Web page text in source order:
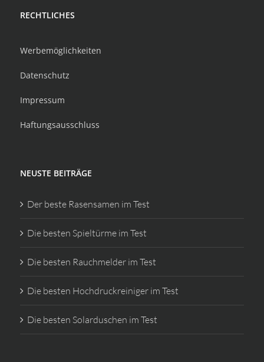
RECHTLICHES
Werbemöglichkeiten
Datenschutz
Impressum
Haftungsausschluss
NEUSTE BEITRÄGE
Der beste Rasensamen im Test
Die besten Spieltürme im Test
Die besten Rauchmelder im Test
Die besten Hochdruckreiniger im Test
Die besten Solarduschen im Test